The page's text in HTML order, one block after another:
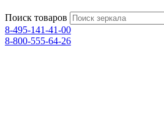
Поиск товаров
8-495-141-41-00
8-800-555-64-26